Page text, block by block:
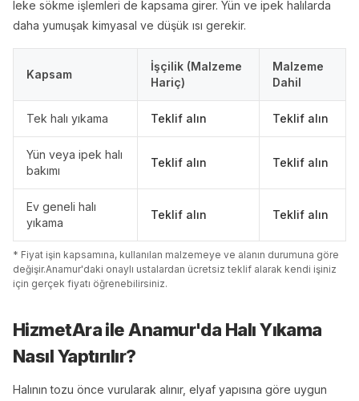
leke sökme işlemleri de kapsama girer. Yün ve ipek halılarda
daha yumuşak kimyasal ve düşük ısı gerekir.
Kapsam
İşçilik (Malzeme
Hariç)
Malzeme
Dahil
Tek halı yıkama Teklif alın Teklif alın
Yün veya ipek halı
bakımı
Teklif alın Teklif alın
Ev geneli halı
yıkama
Teklif alın Teklif alın
* Fiyat işin kapsamına, kullanılan malzemeye ve alanın durumuna göre
değişir.Anamur'daki onaylı ustalardan ücretsiz teklif alarak kendi işiniz
için gerçek fiyatı öğrenebilirsiniz.
HizmetAra ileAnamur'da Halı Yıkama
Nasıl Yaptırılır?
Halının tozu önce vurularak alınır, elyaf yapısına göre uygun